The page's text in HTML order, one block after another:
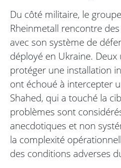
Du côté militaire, le
Rheinmetall rencontre
avec son système de
déployé en Ukraine.
protéger une installation
ont échoué à intercepter
Shahed, qui a touché la
problèmes sont
anecdotiques et non
la complexité
des conditions adverses